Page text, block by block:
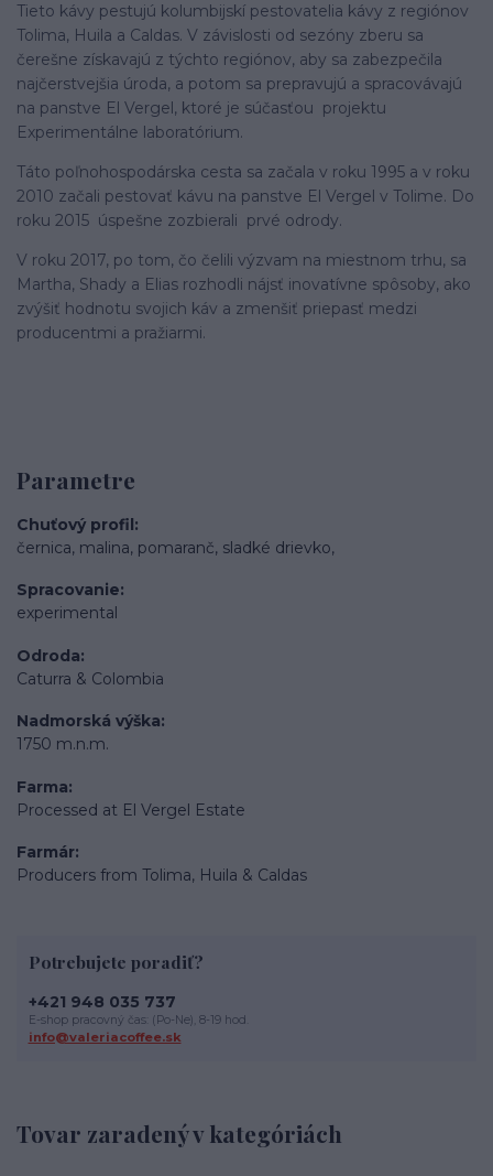
Tieto kávy pestujú kolumbijskí pestovatelia kávy z regiónov
Tolima, Huila a Caldas. V závislosti od sezóny zberu sa
čerešne získavajú z týchto regiónov, aby sa zabezpečila
najčerstvejšia úroda, a potom sa prepravujú a spracovávajú
na panstve El Vergel, ktoré je súčasťou projektu
Experimentálne laboratórium.
Táto poľnohospodárska cesta sa začala v roku 1995 a v roku
2010 začali pestovať kávu na panstve El Vergel v Tolime. Do
roku 2015 úspešne zozbierali prvé odrody.
V roku 2017, po tom, čo čelili výzvam na miestnom trhu, sa
Martha, Shady a Elias rozhodli nájsť inovatívne spôsoby, ako
zvýšiť hodnotu svojich káv a zmenšiť priepasť medzi
producentmi a pražiarmi.
Parametre
Chuťový profil
černica, malina, pomaranč, sladké drievko,
Spracovanie
experimental
Odroda
Caturra & Colombia
Nadmorská výška
1750 m.n.m.
Farma
Processed at El Vergel Estate
Farmár
Producers from Tolima, Huila & Caldas
Tovar zaradený v kategóriách
Potrebujete poradiť?
+421 948 035 737
E-shop pracovný čas: (Po-Ne), 8-19 hod.
info@valeriacoffee.sk